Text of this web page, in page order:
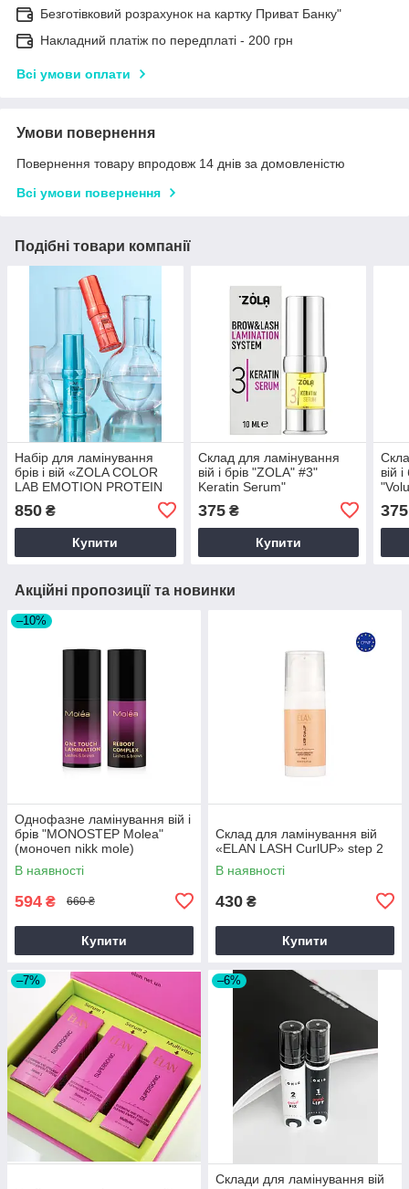
Безготівковий розрахунок на картку Приват Банку"
Накладний платіж по передплаті - 200 грн
Всі умови оплати
Умови повернення
Повернення товару впродовж 14 днів за домовленістю
Всі умови повернення
Подібні товари компанії
Набір для ламінування
брів і вій «ZOLA COLOR
LAB EMOTION PROTEIN
850 ₴
Купити
Склад для ламінування
вій і брів "ZOLA" #3"
Keratin Serum"
375₴
Купити
вій
375
Акційні пропозиції та новинки
–10%
Однофазне ламінування вій і
брів "MONOSTEP Molea"
(моночеп nikk mole)
В наявності
594 ₴ 660 ₴
Купити
Склад для ламінування вій
«ELAN LASH CurlUP» step 2
В наявності
430 ₴
Купити
–7% –6%
Склади для ламінування вій